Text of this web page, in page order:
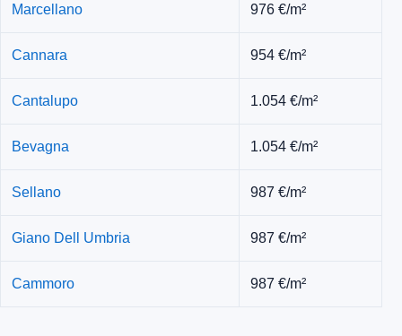
Marcellano 976 €/m²
Cannara 954 €/m²
Cantalupo 1.054 €/m²
Bevagna 1.054 €/m²
Sellano 987 €/m²
Giano Dell Umbria 987 €/m²
Cammoro 987 €/m²